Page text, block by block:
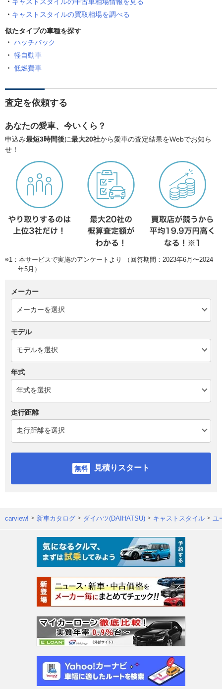
キャストスタイルの買取相場を調べる
似たタイプの車種を探す
ハッチバック
軽自動車
低燃費車
査定を依頼する
あなたの愛車、今いくら？
申込み最短3時間後に最大20社から愛車の査定結果をWebでお知ら
せ！
※1：本サービスで実施のアンケートより （回答期間：2023年6月〜2024
年5月）
メーカー
モデル
年式
走行距離
見積りスタート
carview! 新車カタログ ダイハツ(DAIHATSU) キャストスタイル ユ